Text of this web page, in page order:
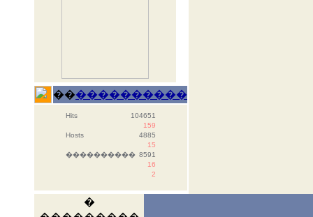
������������
Hits
104651
159
Hosts
4885
15
���������� 8591
16
2
�